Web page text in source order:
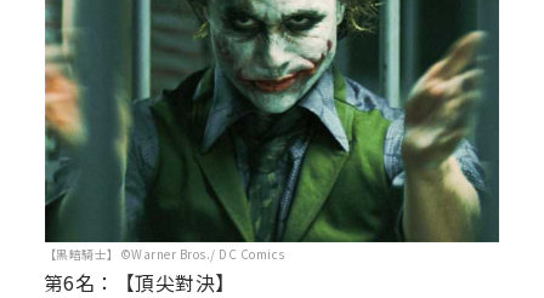
【黑暗騎士】©Warner Bros./ DC Comics
第6名：【頂尖對決】